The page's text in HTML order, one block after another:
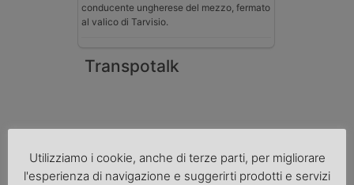
conducente ungherese del mezzo, fermato
al valico di Tarvisio.
Transpotalk
Utilizziamo i cookie, anche di terze parti, per migliorare
l'esperienza di navigazione e suggerirti prodotti e servizi